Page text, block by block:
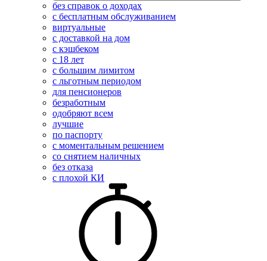
без справок о доходах
с бесплатным обслуживанием
виртуальные
с доставкой на дом
с кэшбеком
с 18 лет
с большим лимитом
с льготным периодом
для пенсионеров
безработным
одобряют всем
лучшие
по паспорту
с моментальным решением
со снятием наличных
без отказа
с плохой КИ